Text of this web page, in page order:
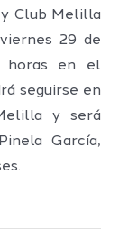
Club Melilla
29 de
horas en el
seguirse en
y será
García,
Definidos